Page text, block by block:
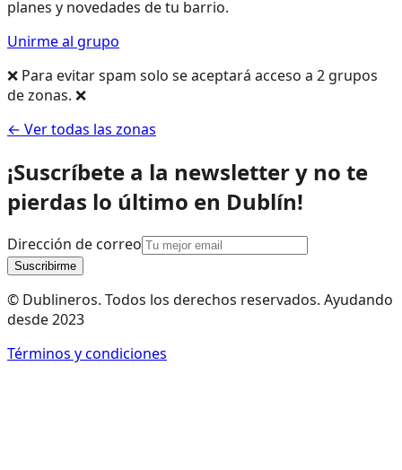
planes y novedades de tu barrio.
Unirme al grupo
❌ Para evitar spam solo se aceptará acceso a 2 grupos
de zonas. ❌
← Ver todas las zonas
¡Suscríbete a la newsletter y no te
pierdas lo último en Dublín!
Dirección de correo
Suscribirme
© Dublineros. Todos los derechos reservados. Ayudando
desde 2023
Términos y condiciones